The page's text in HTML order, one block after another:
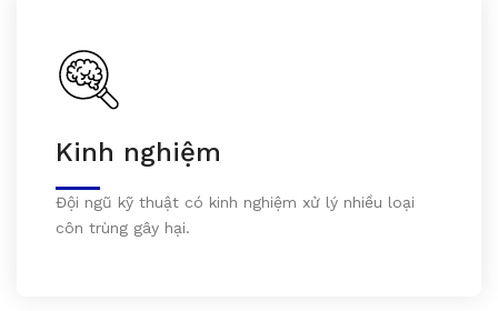
Kinh nghiệm
Đội ngũ kỹ thuật có kinh nghiệm xử lý nhiều loại
côn trùng gây hại.